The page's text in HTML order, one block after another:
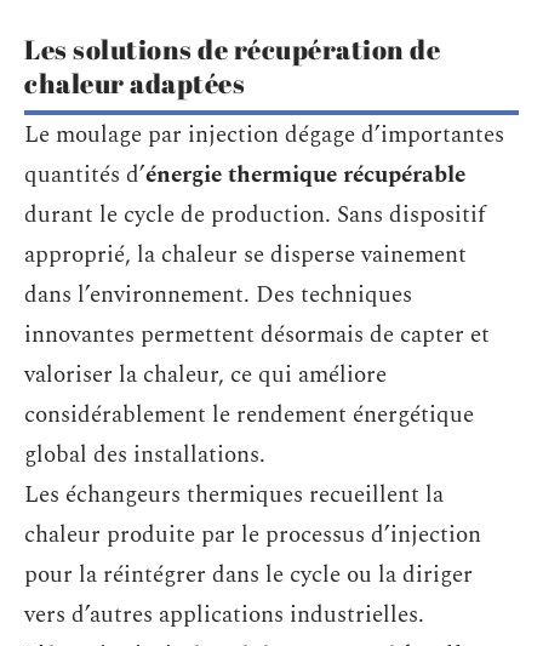
Les solutions de récupération de
chaleur adaptées
Le moulage par injection dégage d’importantes
quantités d’énergie thermique récupérable
durant le cycle de production. Sans dispositif
approprié, la chaleur se disperse vainement
dans l’environnement. Des techniques
innovantes permettent désormais de capter et
valoriser la chaleur, ce qui améliore
considérablement le rendement énergétique
global des installations.
Les échangeurs thermiques recueillent la
chaleur produite par le processus d’injection
pour la réintégrer dans le cycle ou la diriger
vers d’autres applications industrielles.